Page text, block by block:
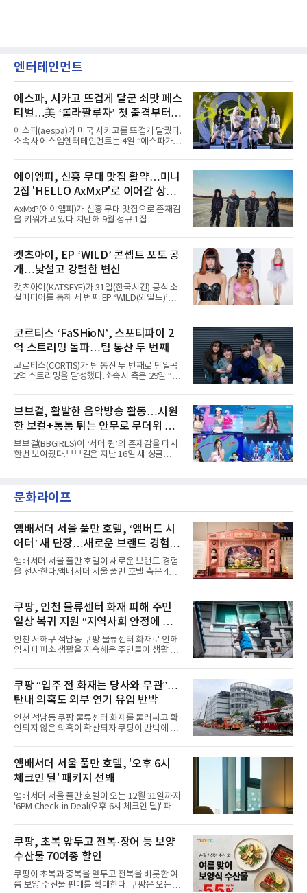
엔터테인먼트
에스파, 시카고 뜨겁게 달군 쇠맛 페스
티벌…美 ‘롤라팔루자’ 첫 출격부터
증명한 존재감
에스파(aespa)가 미국 시카고를 뜨겁게 달궜다.
소속사 에스엠엔터테인먼트는 4일 “에스파가
서 열린 ‘롤라팔루자 시카고’(Lollapalooza
Chicago)의 알리안츠 스테이지에 올랐다”며
“총 14곡으로 구성된 세트리스트를 선사, 데뷔 7
년 차다운 노련한 무대 매너와 파워풀한 에너지
로 현장의 분위기를 압도했다”고 밝혔다.1991
년 시작된 ‘롤라팔루자’는 8개 스테이지, 170여
팀의 아티스트와 40만 명 이상의 관객이 운집하
코르티스 등 K팝 스타들이 출연진 명단에 이름
을 올렸다.이날 에스파는
에이엠피, 신흥 무대 맛집 활약…미니
2집 'HELLO AxMxP'로 이어갈 상승
세
AxMxP(에이엠피)가 신흥 무대 맛집으로 존재감
을 키워가고 있다.지난해 9월 정규 1집
AxMxP는 데뷔 전부터 버스킹과 각종 페스티벌,
공연 무대에 오르며 실전 경험을 쌓아왔다.이들
은 소속사 패밀리 콘서트를 비롯해 '뷰티풀 민트
라이프 2025', '2025 부산국제록페스티벌' 등 대
형 무대에 잇달아 출연해 당찬 에너지와 풋풋한
매력으로 음악팬들의 눈도장을 찍었다.이후
AxMxP는 '카운트다운 판타지 2025-2026',
정적인 실력을 입증했고, 올해 '2026 어썸뮤직
페스티벌', '뷰티풀 민트 라이프 2026', '2026
캣츠아이, EP ‘WILD’ 콘셉트 포토 공
개…낯설고 강렬한 변신
캣츠아이(KATSEYE)가 31일(한국시간) 공식 소
셜미디어를 통해 세 번째 EP ‘WILD(와일드)’의
heart(와일드 하트)’라는 제목이 붙은 콘셉트 포
토에는 멤버들의 본능적이고 야성적인 면모가
강렬하게 담겼다. 짙은 아이섀도와 푸른빛·금빛·
붉은빛의 컬러 렌즈가 비현실적인 분위기를 자
아내고, 여러 원색이 불규칙하게 뒤섞인 멀티컬
러 헤어와 과감한 블루·블랙 립 메이크업이 낯설
고도 매혹적인 비주얼을 완성했다.스타일링 역
엣을 거침없이 결합했다. 멤버들은 각기 다른 개
성을 살린 스타일링을 선
코르티스 ‘FaSHioN’, 스포티파이 2
억 스트리밍 돌파…팀 통산 두 번째
코르티스(CORTIS)가 팀 통산 두 번째로 단일곡
2억 스트리밍을 달성했다.소속사 측은 29일 “코
벌 오디오·음원 스트리밍 플랫폼 스포티파이에
서 27일 자로 누적 재생 수 2억 회를 돌파했
다”고 밝혔다.곡이 발표된 지 약 10개월 만이다.
팀의 첫 번째 2억 스트리밍 곡은 동일 음반에 수
록된 ‘GO!’다. 이 노래는 공개 약 9개월 만인 지
난달 26일 자에 2억 고지를 밟았다. 이는 최근 5
년 내 데뷔한 보이그룹의 곡 중 최단기 2억 달성
했다. “내 티, 5 bucks 바지는, 만원” 등 멤버들
의 라이프 스타일
브브걸, 활발한 음악방송 활동…시원
한 보컬+통통 튀는 안무로 무더위 사
냥
브브걸(BBGIRLS)이 ‘서머 퀸’의 존재감을 다시
한번 보여줬다.브브걸은 지난 16일 새 싱글
MBC '쇼! 음악중심', SBS '인기가요' 등 주요 음
악방송 무대에 올라 화려한 퍼포먼스를 펼쳤다.
력을 앞세워 매 무대 색다른 볼거리를 선사했다.
특히 화사한 파스텔 톤의 비치웨어부터 청량한
마린룩, 햇살 아래 반짝이는 물결을 연상시키는
스커트, 강렬한 붉은 계열의 스타일링까지 각기
다른 매력을 선보였다. 브브걸은 다채로운 여름
패션을 완벽하게 소화하며 보
문화라이프
앰배서더 서울 풀만 호텔, ‘앰버드 시
어터’ 새 단장…새로운 브랜드 경험 선
사
앰배서더 서울 풀만 호텔이 새로운 브랜드 경험
을 선사한다.앰배서더 서울 풀만 호텔 측은 4일
이야기를 담은 인형 극장 콘셉트의 공간 ‘앰버드
시어터(Ambird Theater)’를 새롭게 선보인
다”고 밝혔다.앰배서더 서울 풀만 호텔은 로비
한편에 마련된 앰버드 존을 통해 앰버드의 세계
관을 소개해왔다. 앰버드 존은 앰버드가 우주여
행 중 수집한 다양한 굿즈를 전시한 '앰버드 플래
닛(Ambird Planet)과 계절별 플라워 연출로 사
라 극장을 모티브로 한 데코레이션으로 구성됐
다. 무대 공간 및 티켓 박스
쿠팡, 인천 물류센터 화재 피해 주민
일상 복귀 지원 “지역사회 안정에 총
력”
인천 서해구 석남동 쿠팡 물류센터 화재로 인해
임시 대피소 생활을 지속해온 주민들이 생활 터
필먼트서비스(CFS)가 지난 28일부터 화재 피해
주민을 대상으로 전문 출장 청소서비스 지원에
나섬으로써 본격적인 지역사회 복구 작업이 시
작된 것이다.대피소 주민 중심 청소 접수, 첫날
부터 2가구 지원 완료CFS는 신현초등학교, 신
현북초등학교, 신현여자중학교 등 인천 서해구
관내 임시 대피소 3곳에서 체류해온 화재 피해
민들의 호응 속에 CFS는 즉시 행동에 나섰다. 지
난 28일 오후 전문 청소업체와
쿠팡 “입주 전 화재는 당사와 무관”…
탄내 의혹도 외부 연기 유입 반박
인천 석남동 쿠팡 물류센터 화재를 둘러싸고 확
인되지 않은 의혹이 확산되자 쿠팡이 반박에 나
에 대해서는 외부 화재 연기 유입이라고 설명했
고, 2023년 같은 물류센터에서 발생한 화재에
대해서도 쿠팡 입주 전 공사 과정에서 벌어진 일
이라며 선을 그었다.쿠팡은 21일 인천 물류센터
내부에서 불이 타는 냄새가 났다는 의혹과 관련
해 “사실무근”이라는 입장을 밝혔다.회사 측은
“인근에서 지난 15일 다른 회사에서 발생한 대
것으로 확인됐다”고 설명했다.이어 “정확한 화
재 원인은 추후 조사될
앰배서더 서울 풀만 호텔, '오후 6시
체크인 딜' 패키지 선봬
앰배서더 서울 풀만 호텔이 오는 12월 31일까지
'6PM Check-in Deal(오후 6시 체크인 딜)' 패키
으로 여유로운 저녁 시간부터 호텔 스테이를 시
작할 수 있도록 준비됐다.앰배서더 서울 풀만 호
텔 측은 “퇴근 후 또는 주말 도심 속에서 짧지만
온전한 휴식을 원하는 고객들에게 특별한 경험
을 제공한다”고 밝혔다.패키지는 디럭스와 이그
제큐티브 두 가지 타입으로 구성된다. 디럭스 패
키지는 객실 1박(룸 온리)으로 심플한 호캉스를
쿠팡, 초복 앞두고 전복·장어 등 보양
수산물 70여종 할인
쿠팡이 초복과 중복을 앞두고 전복을 비롯한 여
름 보양 수산물 판매를 확대한다. 쿠팡은 오는